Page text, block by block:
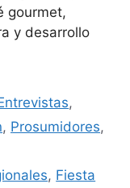
gourmet,
y desarrollo
,
, Prosumidores,
, Fiesta